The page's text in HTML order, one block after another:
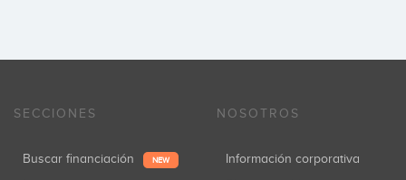
SECCIONES
Buscar financiación NEW
NOSOTROS
Información corporativa